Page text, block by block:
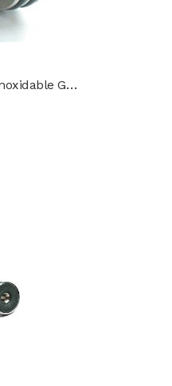
Cabeza de cilindro acero inoxidable Guarder